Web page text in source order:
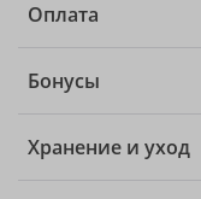
Оплата
Бонусы
Хранение и уход